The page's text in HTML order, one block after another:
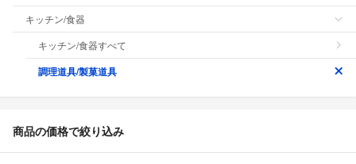
キッチン/食器
キッチン/食器すべて
調理道具/製菓道具
商品の価格で絞り込み